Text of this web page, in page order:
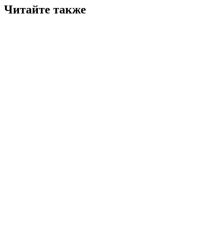
Читайте также